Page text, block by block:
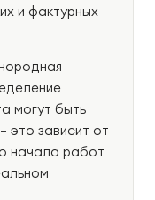
и фактурных
могут быть
это зависит от
начала работ